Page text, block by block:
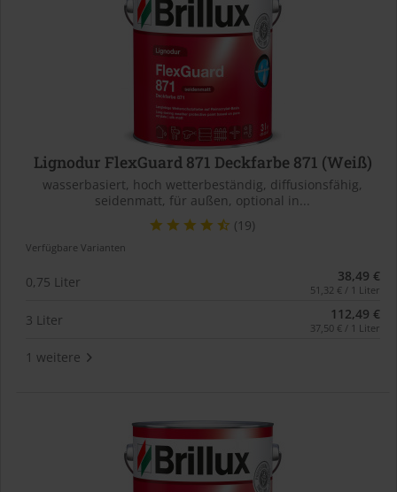
Lignodur FlexGuard 871 Deckfarbe 871 (Weiß)
wasserbasiert, hoch wetterbeständig, diffusionsfähig,
seidenmatt, für außen, optional in...
(19)
Verfügbare Varianten
0,75 Liter 38,49 €
51,32 € / 1 Liter
3 Liter 112,49 €
37,50 € / 1 Liter
1 weitere